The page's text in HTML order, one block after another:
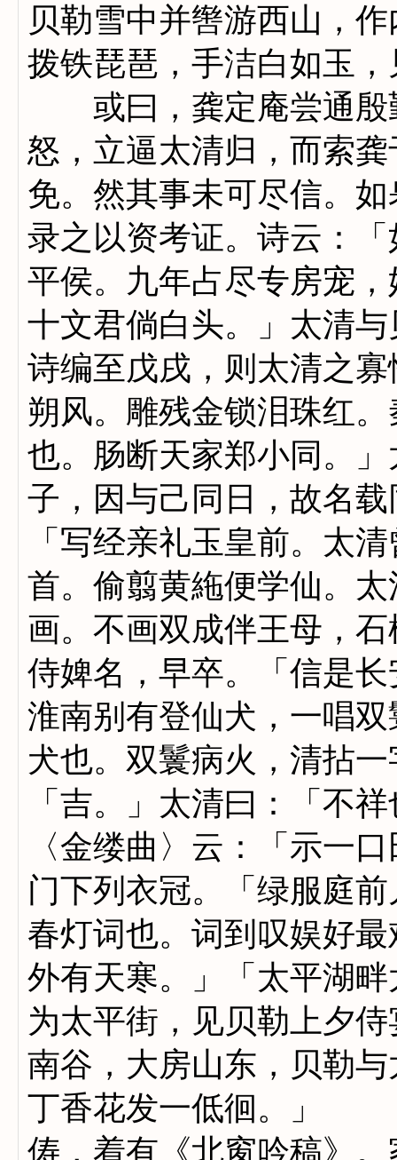
贝勒雪中并辔游西山，
拨铁琵琶，手洁白如玉
或曰，龚定庵尝通殷
怒，立逼太清归，而索
免。然其事未可尽信。
录之以资考证。诗云：
平侯。九年占尽专房宠
十文君倘白头。」太清
诗编至戊戌，则太清之
朔风。雕残金锁泪珠红
也。肠断天家郑小同。
子，因与己同日，故名
「写经亲礼玉皇前。太
首。偷翦黄絁便学仙。
画。不画双成伴王母，
侍婢名，早卒。「信是
淮南别有登仙犬，一唱
犬也。双鬟病火，清拈
「吉。」太清曰：「不
〈金缕曲〉云：「示一
门下列衣冠。「绿服庭
春灯词也。词到叹娱好
外有天寒。」「太平湖
为太平街，见贝勒上夕
南谷，大房山东，贝勒
丁香花发一低徊。」
俦，着有《北窗吟稿》